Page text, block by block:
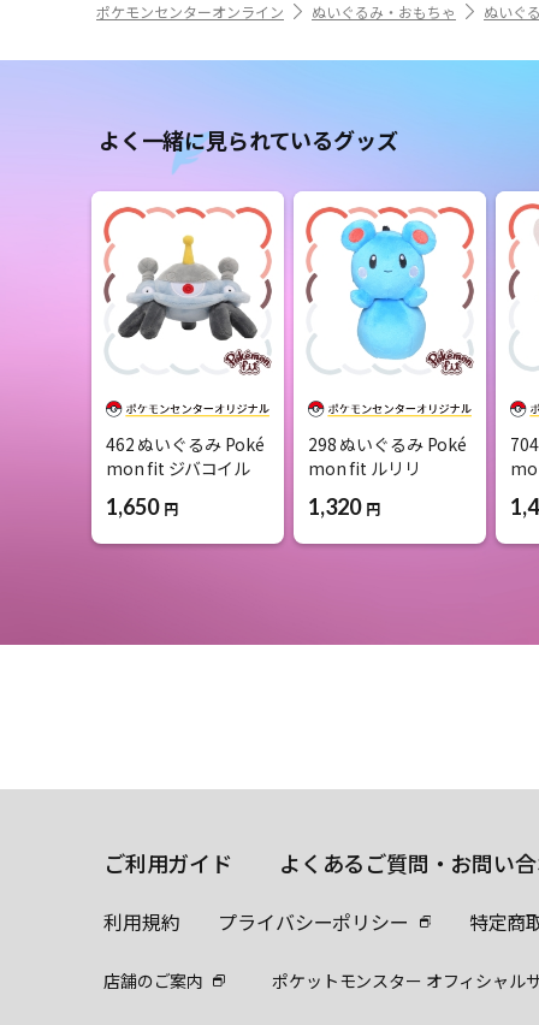
ポケモンセンターオンライン ぬいぐるみ・おもちゃ ぬいぐ
よく一緒に見られているグッズ
462 ぬいぐるみ Poké
mon fit ジバコイル
1,650 円
298 ぬいぐるみ Poké
mon fit ルリリ
1,320 円
ご利用ガイド よくあるご質問・お問い
利用規約 プライバシーポリシー 特定商
店舗のご案内 ポケットモンスター オフィシャル